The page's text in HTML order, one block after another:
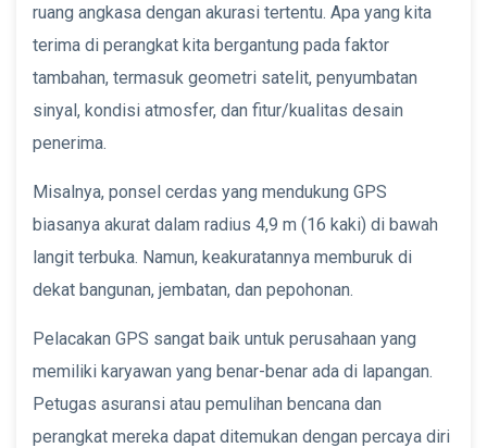
ruang angkasa dengan akurasi tertentu. Apa yang kita
terima di perangkat kita bergantung pada faktor
tambahan, termasuk geometri satelit, penyumbatan
sinyal, kondisi atmosfer, dan fitur/kualitas desain
penerima.
Misalnya, ponsel cerdas yang mendukung GPS
biasanya akurat dalam radius 4,9 m (16 kaki) di bawah
langit terbuka. Namun, keakuratannya memburuk di
dekat bangunan, jembatan, dan pepohonan.
Pelacakan GPS sangat baik untuk perusahaan yang
memiliki karyawan yang benar-benar ada di lapangan.
Petugas asuransi atau pemulihan bencana dan
perangkat mereka dapat ditemukan dengan percaya diri